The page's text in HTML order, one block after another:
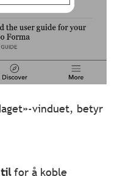
vinduet, betyr
tilfor å koble